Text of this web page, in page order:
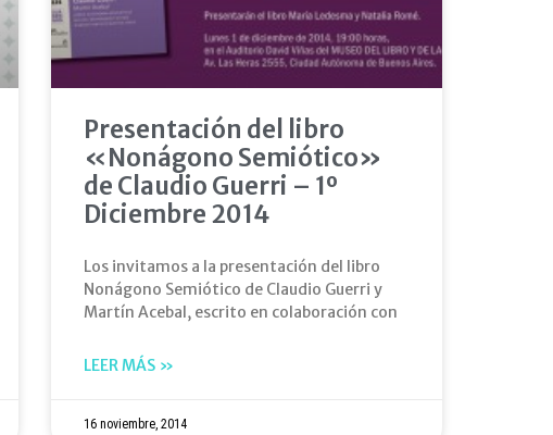
Presentación del libro
«Nonágono Semiótico»
de Claudio Guerri – 1º
Diciembre 2014
Los invitamos a la presentación del libro
Nonágono Semiótico de Claudio Guerri y
Martín Acebal, escrito en colaboración con
LEER MÁS »
16 noviembre, 2014